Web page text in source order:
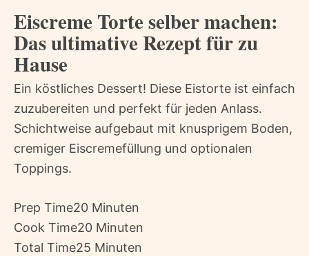
Eiscreme Torte selber machen:
Das ultimative Rezept für zu
Hause
Ein köstliches Dessert! Diese Eistorte ist einfach
zuzubereiten und perfekt für jeden Anlass.
Schichtweise aufgebaut mit knusprigem Boden,
cremiger Eiscremefüllung und optionalen
Toppings.
Prep Time20 Minuten
Cook Time20 Minuten
Total Time25 Minuten